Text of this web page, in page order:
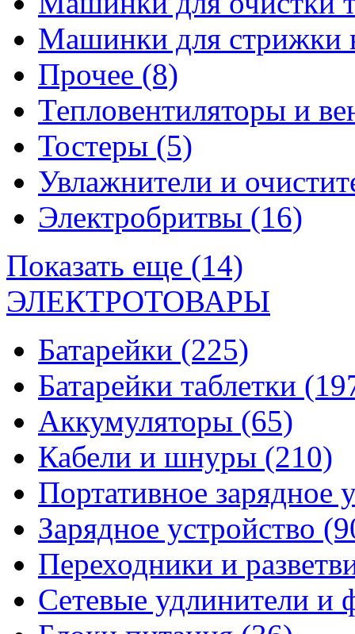
Машинки для стрижки
Прочее (8)
Тепловентиляторы и
Тостеры (5)
Увлажнители и
Электробритвы (16)
Показать еще (14)
ЭЛЕКТРОТОВАРЫ
Батарейки (225)
Батарейки таблетки
Аккумуляторы (65)
Кабели и шнуры (210)
Портативное зарядное
Зарядное устройство
Переходники и
Сетевые удлинители и